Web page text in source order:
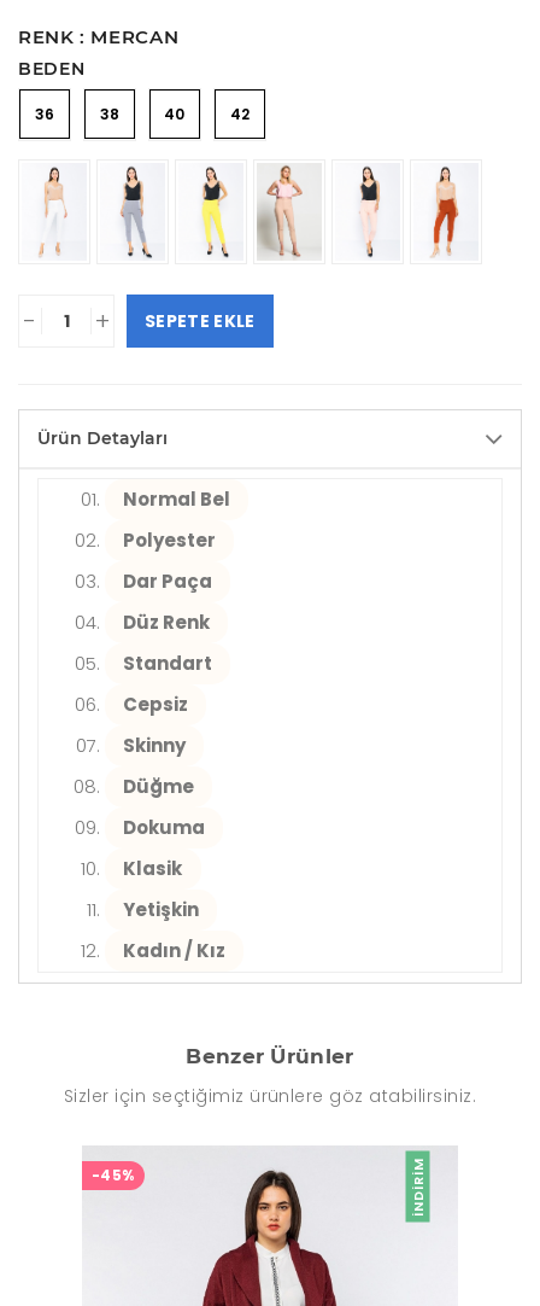
RENK : MERCAN
BEDEN
36 38 40 42
- + SEPETE EKLE
Ürün Detayları
Normal Bel
Polyester
Dar Paça
Düz Renk
Standart
Cepsiz
Skinny
Düğme
Dokuma
Klasik
Yetişkin
Kadın / Kız
Benzer Ürünler
Sizler için seçtiğimiz ürünlere göz atabilirsiniz.
İNDIRIM
-45%